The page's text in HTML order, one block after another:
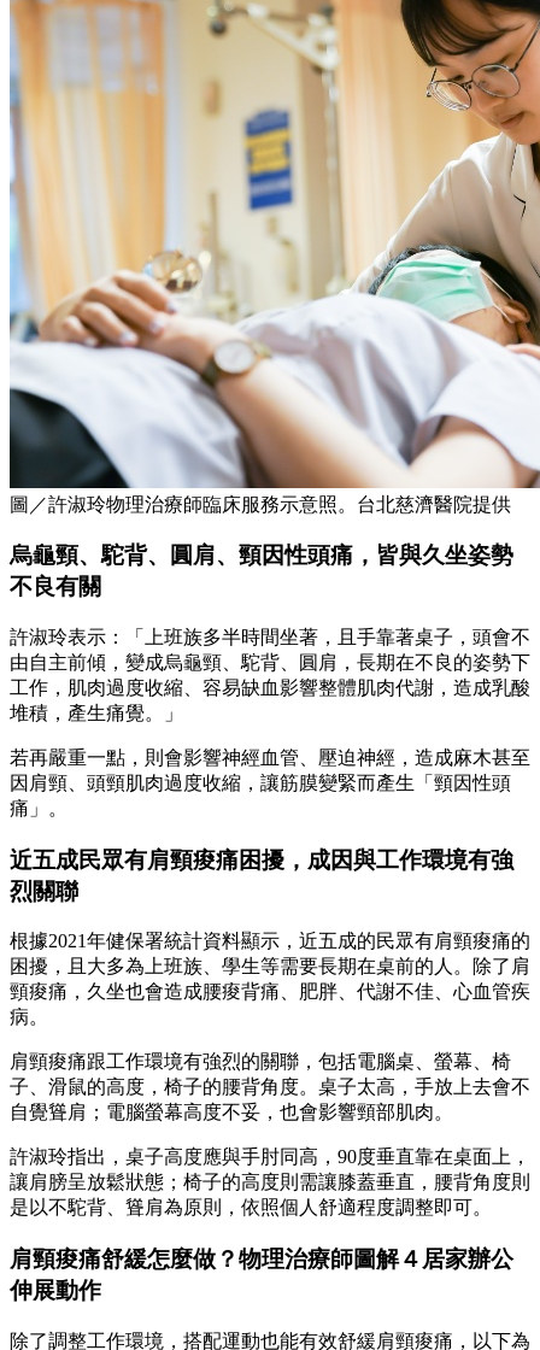
圖／許淑玲物理治療師臨床服務示意照。台北慈濟醫院提供
烏龜頸、駝背、圓肩、頸因性頭痛，皆與久坐姿勢
不良有關
許淑玲表示：「上班族多半時間坐著，且手靠著桌子，頭會不
由自主前傾，變成烏龜頸、駝背、圓肩，長期在不良的姿勢下
工作，肌肉過度收縮、容易缺血影響整體肌肉代謝，造成乳酸
堆積，產生痛覺。」
若再嚴重一點，則會影響神經血管、壓迫神經，造成麻木甚至
因肩頸、頭頸肌肉過度收縮，讓筋膜變緊而產生「頸因性頭
痛」。
近五成民眾有肩頸痠痛困擾，成因與工作環境有強
烈關聯
根據2021年健保署統計資料顯示，近五成的民眾有肩頸痠痛的
困擾，且大多為上班族、學生等需要長期在桌前的人。除了肩
頸痠痛，久坐也會造成腰痠背痛、肥胖、代謝不佳、心血管疾
病。
肩頸痠痛跟工作環境有強烈的關聯，包括電腦桌、螢幕、椅
子、滑鼠的高度，椅子的腰背角度。桌子太高，手放上去會不
自覺聳肩；電腦螢幕高度不妥，也會影響頸部肌肉。
許淑玲指出，桌子高度應與手肘同高，90度垂直靠在桌面上，
讓肩膀呈放鬆狀態；椅子的高度則需讓膝蓋垂直，腰背角度則
是以不駝背、聳肩為原則，依照個人舒適程度調整即可。
肩頸痠痛舒緩怎麼做？物理治療師圖解４居家辦公
伸展動作
除了調整工作環境，搭配運動也能有效舒緩肩頸痠痛，以下為